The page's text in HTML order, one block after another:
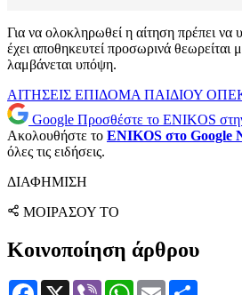
Για να ολοκληρωθεί η αίτηση πρέπει να
έχει αποθηκευτεί προσωρινά θεωρείται
λαμβάνεται υπόψη.
ΑΙΤΗΣΕΙΣ ΕΠΙΔΟΜΑ ΠΑΙΔΙΟΥ
Google Προσθέστε το ENIKOS
Ακολουθήστε το ENIKOS στο Google
όλες τις ειδήσεις.
ΔΙΑΦΗΜΙΣΗ
ΜΟΙΡΑΣΟΥ ΤΟ
Κοινοποίηση άρθρου
Facebook
X Viber WhatsApp
Email